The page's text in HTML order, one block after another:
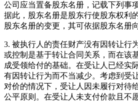
公司应当置备股东名册，记载下列事
据此，股东名册是股东行使股东权利
股东名册的变更，其可依据股东名册
3. 被执行人的责任财产没有因转让行
或控制是基于转让合同关系，而在该
成受领给付的基础。在受让人已经实
有因转让行为而不当减少。考虑到受
对价的情况下，受让人因未履行对待
公平原则。在受让人未支付价款且不